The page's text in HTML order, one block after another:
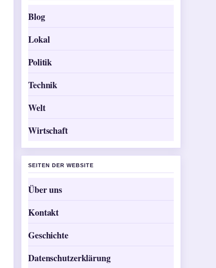
Blog
Lokal
Politik
Technik
Welt
Wirtschaft
SEITEN DER WEBSITE
Über uns
Kontakt
Geschichte
Datenschutzerklärung